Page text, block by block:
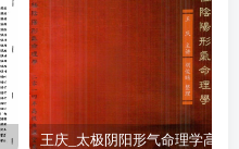
迎各方同好指正！如有侵害著作
來后告知！1